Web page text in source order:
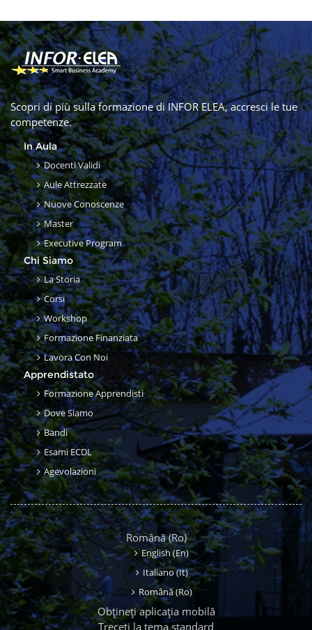
Scopri di più sulla formazione di INFOR ELEA, accresci le tue
competenze.
In Aula
Docenti Validi
Aule Attrezzate
Nuove Conoscenze
Master
Executive Program
Chi Siamo
La Storia
Corsi
Workshop
Formazione Finanziata
Lavora Con Noi
Apprendistato
Formazione Apprendisti
Dove Siamo
Bandi
Esami ECDL
Agevolazioni
Română ‎(ro)‎
English ‎(en)‎
Italiano ‎(it)‎
Română ‎(ro)‎
Obțineți aplicația mobilă
Treceți la tema standard